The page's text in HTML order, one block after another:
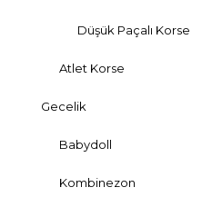
Düşük Paçalı Korse
Atlet Korse
Gecelik
Babydoll
Kombinezon